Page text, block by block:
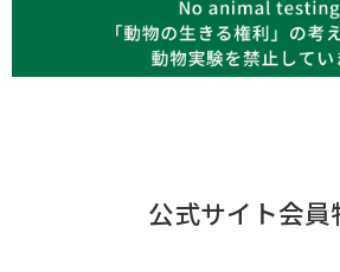
公式サイト会員